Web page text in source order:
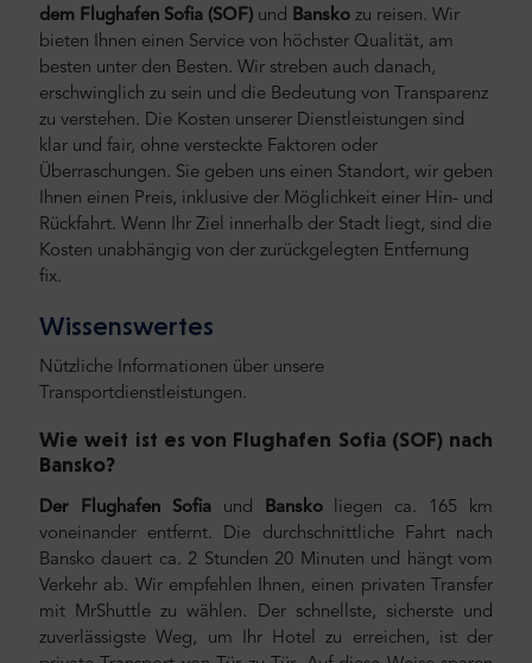
dem Flughafen Sofia (SOF) und Bansko zu reisen. Wir
bieten Ihnen einen Service von höchster Qualität, am
besten unter den Besten. Wir streben auch danach,
erschwinglich zu sein und die Bedeutung von Transparenz
zu verstehen. Die Kosten unserer Dienstleistungen sind
klar und fair, ohne versteckte Faktoren oder
Überraschungen. Sie geben uns einen Standort, wir geben
Ihnen einen Preis, inklusive der Möglichkeit einer Hin- und
Rückfahrt. Wenn Ihr Ziel innerhalb der Stadt liegt, sind die
Kosten unabhängig von der zurückgelegten Entfernung
fix.
Wissenswertes
Nützliche Informationen über unsere
Transportdienstleistungen.
Wie weit ist es von Flughafen Sofia (SOF) nach
Bansko?
Der Flughafen Sofiaund Banskoliegen ca. 165 km
voneinander entfernt. Die durchschnittliche Fahrt nach
Bansko dauert ca. 2 Stunden 20 Minuten und hängt vom
Verkehr ab. Wir empfehlen Ihnen, einen privaten Transfer
mit MrShuttle zu wählen. Der schnellste, sicherste und
zuverlässigste Weg, um Ihr Hotel zu erreichen, ist der